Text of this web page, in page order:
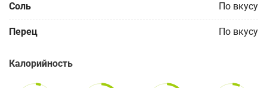
Соль По вкусу
Перец По вкусу
Калорийность